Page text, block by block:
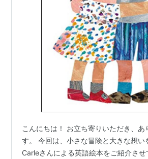
こんにちは！ お立ち寄りいただき、あ
す。 今回は、小さな冒険と大きな想い
Carleさんによる英語絵本をご紹介させ